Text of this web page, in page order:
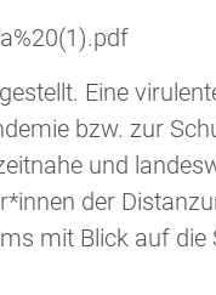
Eine
bzw. zur
und
der
mit Blick auf